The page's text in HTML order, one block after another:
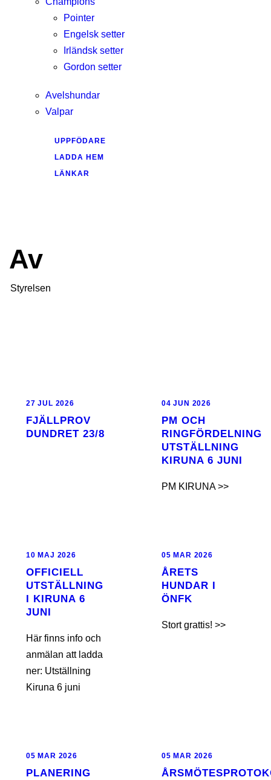
Pointer
Engelsk setter
Irländsk setter
Gordon setter
Avelshundar
Valpar
UPPFÖDARE
LADDA HEM
LÄNKAR
Av
Styrelsen
27 JUL 2026
FJÄLLPROV
DUNDRET 23/8
04 JUN 2026
PM OCH
RINGFÖRDELNING
UTSTÄLLNING
KIRUNA 6 JUNI
PM KIRUNA >>
10 MAJ 2026
OFFICIELL
UTSTÄLLNING
I KIRUNA 6
JUNI
Här finns info och
anmälan att ladda
ner: Utställning
Kiruna 6 juni
05 MAR 2026
ÅRETS
HUNDAR I
ÖNFK
Stort grattis! >>
05 MAR 2026
PLANERING
05 MAR 2026